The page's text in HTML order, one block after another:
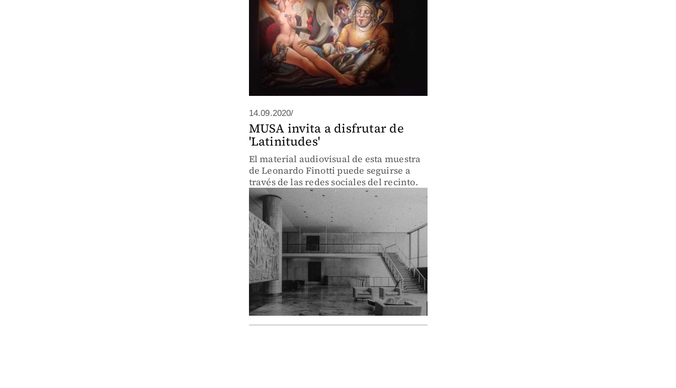
14.09.2020/
MUSA invita a disfrutar de
'Latinitudes'
El material audiovisual de esta muestra
de Leonardo Finotti puede seguirse a
través de las redes sociales del recinto.